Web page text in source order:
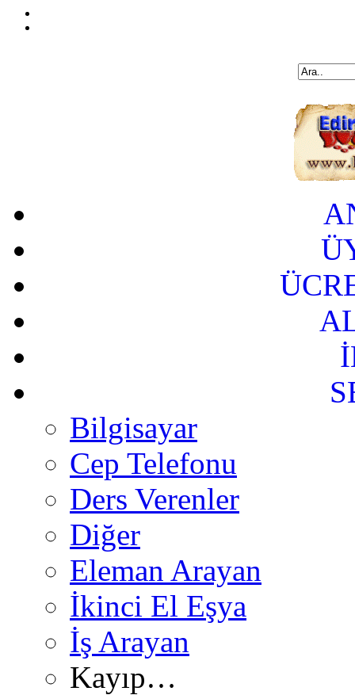
Bilgisayar
Cep Telefonu
Ders Verenler
Diğer
Eleman Arayan
İkinci El Eşya
İş Arayan
Kayıp…